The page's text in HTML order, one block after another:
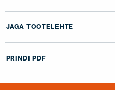
JAGA TOOTELEHTE
PRINDI PDF